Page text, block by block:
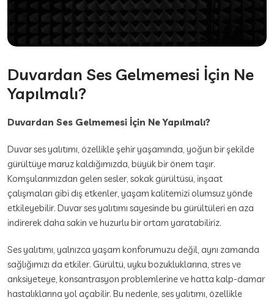
Duvardan Ses Gelmemesi İçin Ne
Yapılmalı?
Duvardan Ses Gelmemesi İçin Ne Yapılmalı?
Duvar ses yalıtımı, özellikle şehir yaşamında, yoğun bir şekilde
gürültüye maruz kaldığımızda, büyük bir önem taşır.
Komşularımızdan gelen sesler, sokak gürültüsü, inşaat
çalışmaları gibi dış etkenler, yaşam kalitemizi olumsuz yönde
etkileyebilir. Duvar ses yalıtımı sayesinde bu gürültüleri en aza
indirerek daha sakin ve huzurlu bir ortam yaratabiliriz.
Ses yalıtımı, yalnızca yaşam konforumuzu değil, aynı zamanda
sağlığımızı da etkiler. Gürültü, uyku bozukluklarına, stres ve
anksiyeteye, konsantrasyon problemlerine ve hatta kalp-damar
hastalıklarına yol açabilir. Bu nedenle, ses yalıtımı, özellikle